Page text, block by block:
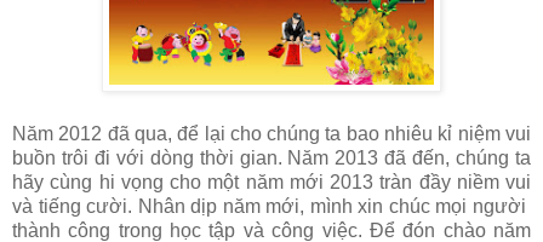
Năm 2012 đã qua, để lại cho chúng ta bao nhiêu kỉ niệm vui
buồn trôi đi với dòng thời gian. Năm 2013 đã đến, chúng ta
hãy cùng hi vọng cho một năm mới 2013 tràn đầy niềm vui
và tiếng cười. Nhân dịp năm mới, mình xin chúc mọi người
thành công trong học tập và công việc. Để đón chào năm